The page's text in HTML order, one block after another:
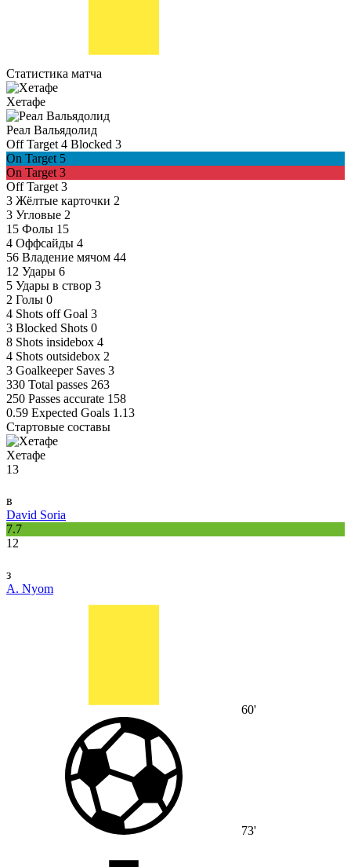
Статистика матча
Хетафе
Реал Вальядолид
Off Target 4 Blocked 3
On Target 5
On Target 3
Off Target 3
3 Жёлтые карточки 2
3 Угловые 2
15 Фолы 15
4 Оффсайды 4
56 Владение мячом 44
12 Удары 6
5 Удары в створ 3
2 Голы 0
4 Shots off Goal 3
3 Blocked Shots 0
8 Shots insidebox 4
4 Shots outsidebox 2
3 Goalkeeper Saves 3
330 Total passes 263
250 Passes accurate 158
0.59 Expected Goals 1.13
Стартовые составы
Хетафе
13
в
David Soria
7.7
12
з
A. Nyom
60'
73'